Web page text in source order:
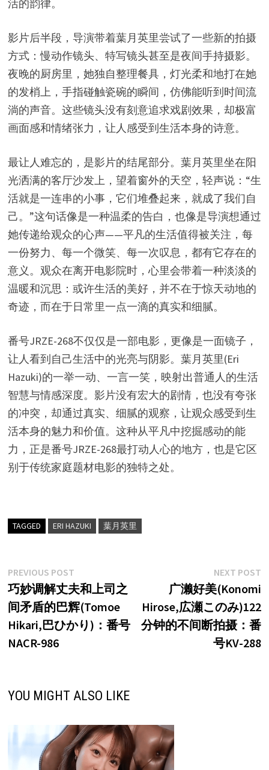
活的韵律。
影片后半段，导演带着葉月英里尝试了一些新的拍摄
方式：慢动作镜头、特写镜头甚至是夜间手持摄影。
夜晚的厨房里，她独自整理餐具，灯光柔和地打在她
的发梢上，手指碰触瓷碗的瞬间，仿佛能听到时间流
淌的声音。这些镜头没有刻意追求戏剧效果，却极富
画面感和情绪张力，让人感受到生活本身的诗意。
最让人难忘的，是影片的结尾部分。葉月英里坐在阳
光洒满的客厅沙发上，望着窗外的天空，轻声说：“生
活就是一连串的小事，它们堆叠起来，就成了我们自
己。”这句话像是一种温柔的告白，也像是导演想通过
她传递给观众的心声——平凡的生活值得被关注，每
一份努力、每一个微笑、每一次叹息，都有它存在的
意义。观众在离开电影院时，心里会带着一种淡淡的
温暖和沉思：或许生活的美好，并不在于惊天动地的
奇迹，而在于日常里一点一滴的真实和细腻。
番号JRZE-268不仅仅是一部电影，更像是一面镜子，
让人看到自己生活中的光亮与阴影。葉月英里(Eri
Hazuki)的一举一动、一言一笑，映射出普通人的生活
智慧与情感深度。影片没有宏大的剧情，也没有夸张
的冲突，却通过真实、细腻的观察，让观众感受到生
活本身的魅力和价值。这种从平凡中挖掘感动的能
力，正是番号JRZE-268最打动人心的地方，也是它区
别于传统家庭题材电影的独特之处。
TAGGED ERI HAZUKI 葉月英里
文
章
导
航
PREVIOUS POSTPrevious
post:
巧妙调解丈夫和上司之
间矛盾的巴辉(Tomoe
Hikari,巴ひかり)：番号
NACR-986
NEXT POST
广濑好美(Konomi
Hirose,広瀬このみ)122
分钟的不间断拍摄：番
号KV-288
YOU MIGHT ALSO LIKE